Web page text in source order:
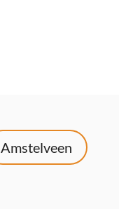
Amstelveen